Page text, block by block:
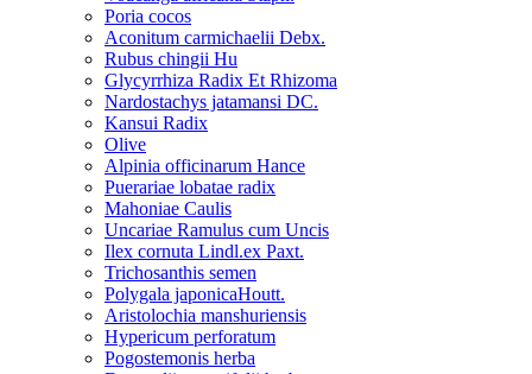
Poria cocos
Aconitum carmichaelii Debx.
Rubus chingii Hu
Glycyrrhiza Radix Et Rhizoma
Nardostachys jatamansi DC.
Kansui Radix
Olive
Alpinia officinarum Hance
Puerariae lobatae radix
Mahoniae Caulis
Uncariae Ramulus cum Uncis
Ilex cornuta Lindl.ex Paxt.
Trichosanthis semen
Polygala japonicaHoutt.
Aristolochia manshuriensis
Hypericum perforatum
Pogostemonis herba